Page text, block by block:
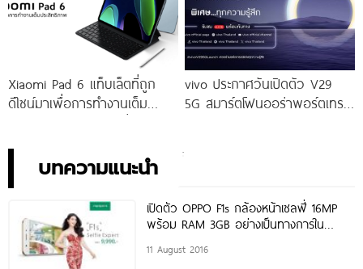
Xiaomi Pad 6 แท็บเล็ตที่ถูก
ดีไซน์มาเพื่อการทำงานเต็ม
vivo ประกาศวันเปิดตัว V29
5G สมาร์ตโฟนออร่าพอร์ตเทร
บทความแนะนำ
เปิดตัว OPPO F1s กล้องหน้าเซลฟี่ 16MP
พร้อม RAM 3GB อย่างเป็นทางการใน
11 August 2016